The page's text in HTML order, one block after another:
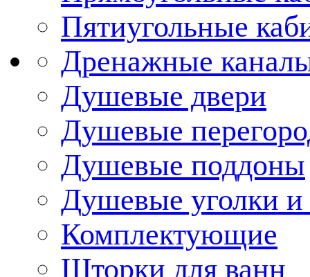
Пятиугольные
Дренажные
Душевые двери
Душевые
Душевые поддоны
Душевые уголки и
Комплектующие
Шторки для ванн